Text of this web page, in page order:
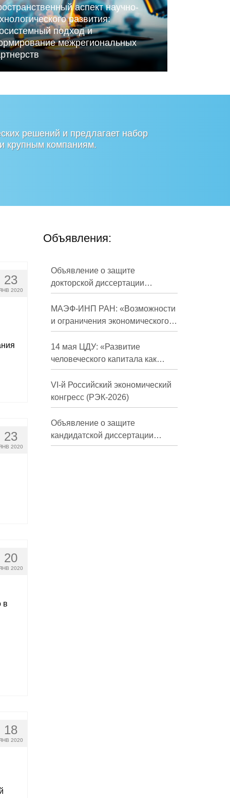
аспект научно-
развития:
подход и
межрегиональных
решений и предлагает набор
крупным компаниям.
23
2020
23
2020
20
2020
в
18
2020
Объявления:
Объявление о защите
докторской диссертации
Кузнецова Михаила
Евгеньевича
МАЭФ-ИНП РАН: «Возможности
и ограничения экономического
развития России в средне- и
долгосрочной перспективе»
14 мая ЦДУ: «Развитие
человеческого капитала как
фактор экономического роста»
VI-й Российский экономический
конгресс (РЭК-2026)
Объявление о защите
кандидатской диссертации
Трындиной Николь Сергеевны